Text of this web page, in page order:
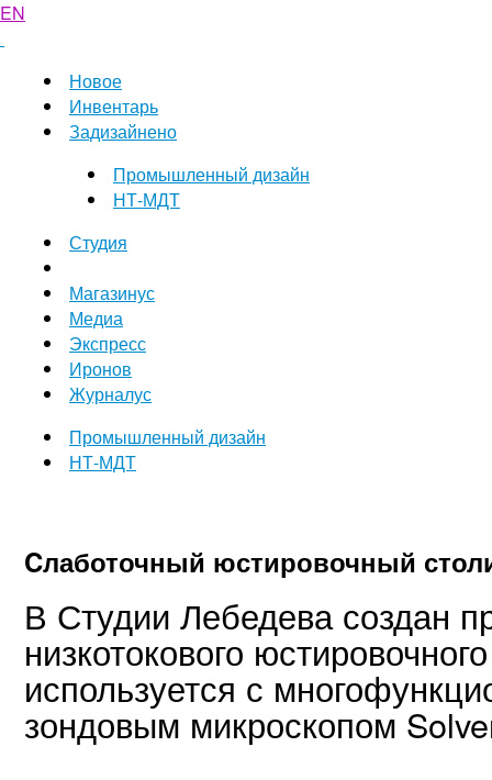
EN
Новое
Инвентарь
Задизайнено
Промышленный дизайн
НТ-МДТ
Студия
Магазинус
Медиа
Экспресс
Иронов
Журналус
Промышленный дизайн
НТ-МДТ
Cлаботочный юстировочный
В Студии Лебедева создан
низкотокового
используется с
зондовым микроскопом